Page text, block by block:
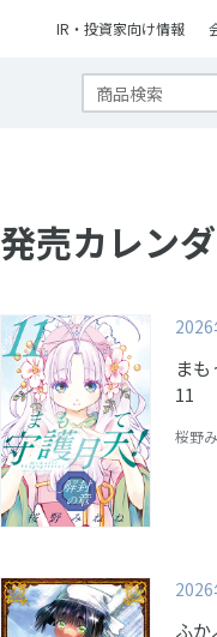
IR・投資家向け情報
発売カレン
ま
11
桜野
ふか